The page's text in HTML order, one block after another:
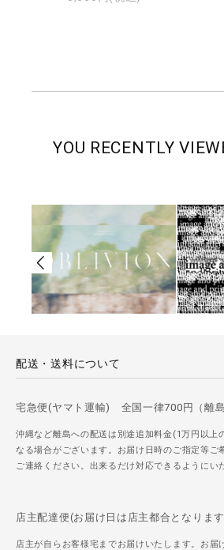
YOU RECENTLY
配送・送料について
宅急便(ヤマト運輸) 全国一律700円（離島
沖縄など離島への配送は別途追加料金(1万円以上
なる場合がございます。お届け日時のご指定等ご
ご連絡ください。出来るだけ対応できるようにい
店主配達便(お届け日は店主都合となりま
店主が自らお客様宅までお届けいたします。お届